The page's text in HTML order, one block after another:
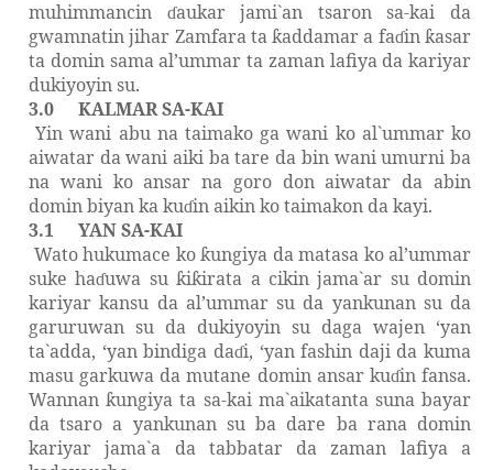
muhimmancin
ɗaukar jami`an tsaron sa-kai da
gwamnatin jihar Zamfara taƙaddamar a faɗinƙasar
ta domin sama al’ummar ta zaman lafiya da kariyar
dukiyoyin su.
3.0
KALMAR SA-KAI
Yin wani abu na taimako ga wani ko al`ummar ko
aiwatar da wani aiki ba tare da bin wani umurni ba
na wani ko ansar na goro don aiwatar da abin
domin biyan ka kuɗin aikin ko taimakon da kayi.
3.1
YAN SA-KAI
Wato hukumace ko ƙungiya da matasa ko al’ummar
suke haɗuwa suƙiƙirata a cikin jama`ar su domin
kariyar kansu da al’ummar su da yankunan su da
garuruwan su da dukiyoyin su daga wajen ‘yan
ta`adda, ‘yan bindiga daɗi, ‘yan fashin daji da kuma
masu garkuwa da mutane domin ansar kuɗin fansa.
Wannanƙungiya ta sa-kai ma`aikatanta suna bayar
da tsaro a yankunan su ba dare ba rana domin
kariyar jama`a da tabbatar da zaman lafiya a